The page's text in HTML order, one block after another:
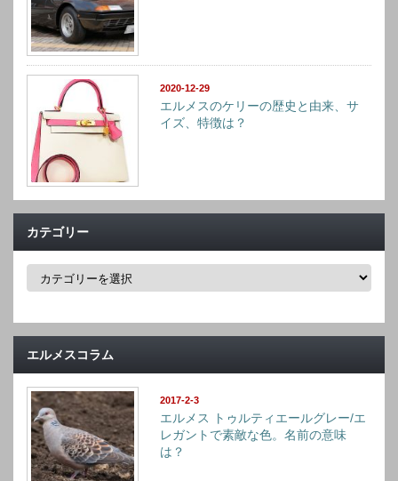
2020-12-29
エルメスのケリーの歴史と由来、サ
イズ、特徴は？
カテゴリー
カ
ー
エルメスコラム
2017-2-3
エルメス トゥルティエールグレー/エ
レガントで素敵な色。名前の意味
は？